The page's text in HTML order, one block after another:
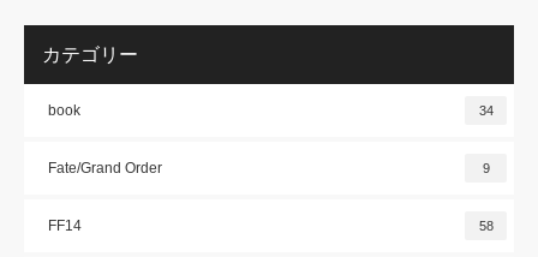
カテゴリー
book 34
Fate/Grand Order 9
FF14 58